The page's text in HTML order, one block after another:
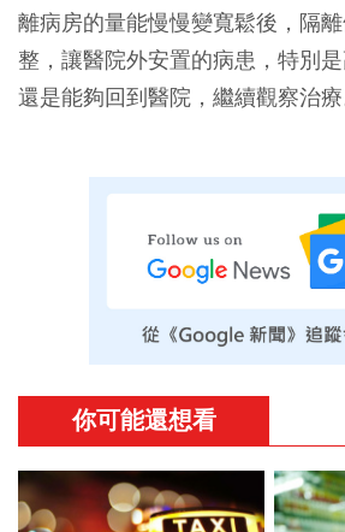
離病房的量能慢慢變寬鬆後，隔
整，讓醫院外安置的病患，特別
還是能夠回到醫院，繼續觀察治療